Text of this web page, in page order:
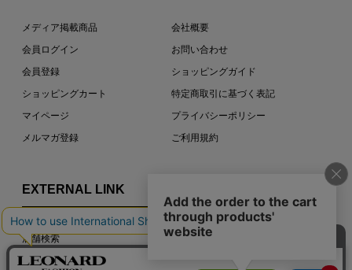
メディア掲載商品
会員ログイン
会員登録
ショッピングカート
マイページ
メルマガ登録
会社概要
お問い合わせ
ショッピングガイド
特定商取引に基づく表記
プライバシーポリシー
ご利用規約
EXTERNAL LINK
店舗検索